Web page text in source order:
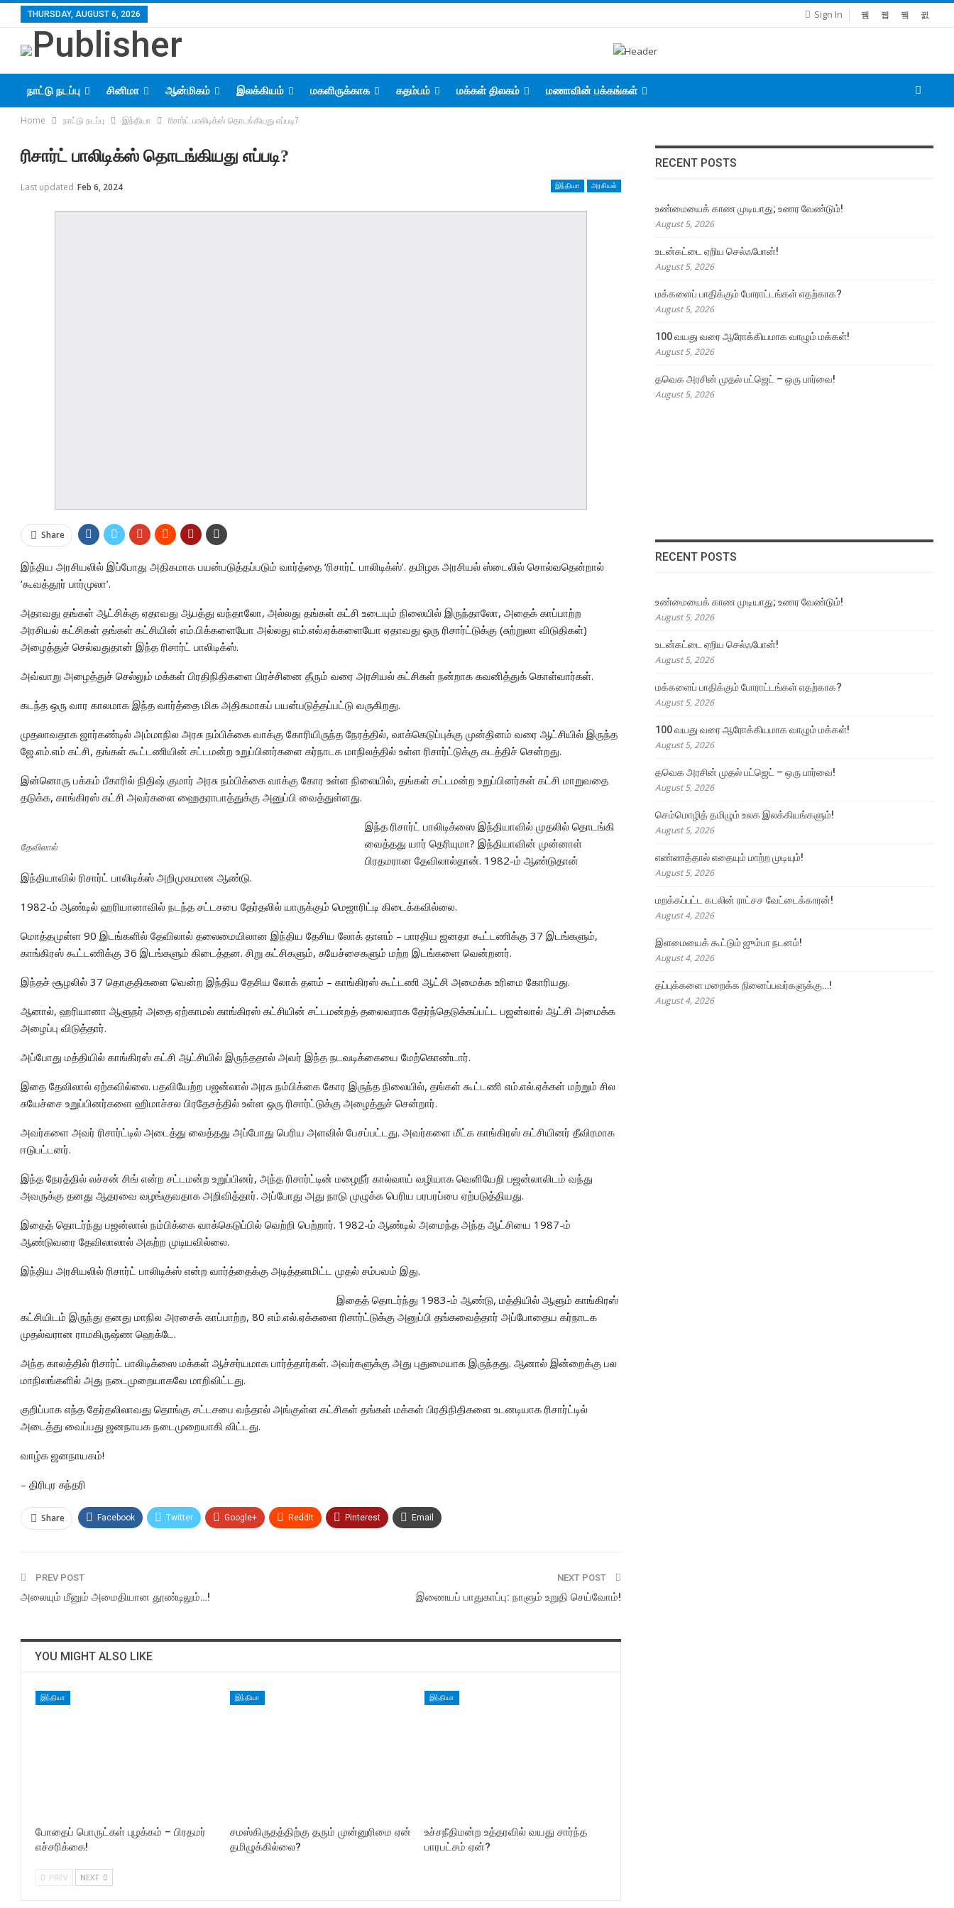
Sign In
THURSDAY, AUGUST 6, 2026
நாட்டு நடப்பு சினிமா ஆன்மிகம் இலக்கியம் மகளிருக்காக கதம்பம் மக்கள் திலகம் மணாவின் பக்கங்கள்
Home நாட்டு நடப்பு இந்தியா ரிசார்ட் பாலிடிக்ஸ் தொடங்கியது எப்படி?
ரிசார்ட் பாலிடிக்ஸ் தொடங்கியது எப்படி?
இந்தியா அரசியல்
Last updated Feb 6, 2024
Share
இந்திய அரசியலில் இப்போது அதிகமாக பயன்படுத்தப்படும் வார்த்தை ‘ரிசார்ட் பாலிடிக்ஸ்’. தமிழக அரசியல் ஸ்டைலில் சொல்வதென்றால்
‘கூவத்தூர் பார்முலா’.
அதாவது தங்கள் ஆட்சிக்கு ஏதாவது ஆபத்து வந்தாலோ, அல்லது தங்கள் கட்சி உடையும் நிலையில் இருந்தாலோ, அதைக் காப்பாற்ற
அரசியல் கட்சிகள் தங்கள் கட்சியின் எம்.பிக்களையோ அல்லது எம்.எல்.ஏக்களையோ ஏதாவது ஒரு ரிசார்ட்டுக்கு (சுற்றுலா விடுதிகள்)
அழைத்துச் செல்வதுதான் இந்த ரிசார்ட் பாலிடிக்ஸ்.
அவ்வாறு அழைத்துச் செல்லும் மக்கள் பிரதிநிதிகளை பிரச்சினை தீரும் வரை அரசியல் கட்சிகள் நன்றாக கவனித்துக் கொள்வார்கள்.
கடந்த ஒரு வார காலமாக இந்த வார்த்தை மிக அதிகமாகப் பயன்படுத்தப்பட்டு வருகிறது.
முதலாவதாக ஜார்கண்டில் அம்மாநில அரசு நம்பிக்கை வாக்கு கோரியிருந்த நேரத்தில், வாக்கெடுப்புக்கு முன்தினம் வரை ஆட்சியில் இருந்த
ஜே.எம்.எம் கட்சி, தங்கள் கூட்டணியின் சட்டமன்ற உறுப்பினர்களை கர்நாடக மாநிலத்தில் உள்ள ரிசார்ட்டுக்கு கடத்திச் சென்றது.
இன்னொரு பக்கம் பீகாரில் நிதிஷ் குமார் அரசு நம்பிக்கை வாக்கு கோர உள்ள நிலையில், தங்கள் சட்டமன்ற உறுப்பினர்கள் கட்சி மாறுவதை
தடுக்க, காங்கிரஸ் கட்சி அவர்களை ஹைதராபாத்துக்கு அனுப்பி வைத்துள்ளது.
தேவிலால்
இந்த ரிசார்ட் பாலிடிக்ஸை இந்தியாவில் முதலில் தொடங்கி
வைத்தது யார் தெரியுமா? இந்தியாவின் முன்னாள்
பிரதமரான தேவிலால்தான். 1982-ம் ஆண்டுதான்
இந்தியாவில் ரிசார்ட் பாலிடிக்ஸ் அறிமுகமான ஆண்டு.
1982-ம் ஆண்டில் ஹரியானாவில் நடந்த சட்டசபை தேர்தலில் யாருக்கும் மெஜாரிட்டி கிடைக்கவில்லை.
மொத்தமுள்ள 90 இடங்களில் தேவிலால் தலைமையிலான இந்திய தேசிய லோக் தாளம் – பாரதிய ஜனதா கூட்டணிக்கு 37 இடங்களும்,
காங்கிரஸ் கூட்டணிக்கு 36 இடங்களும் கிடைத்தன. சிறு கட்சிகளும், சுயேச்சைகளும் மற்ற இடங்களை வென்றனர்.
இந்தச் சூழலில் 37 தொகுதிகளை வென்ற இந்திய தேசிய லோக் தளம் – காங்கிரஸ் கூட்டணி ஆட்சி அமைக்க உரிமை கோரியது.
ஆனால், ஹரியானா ஆளுநர் அதை ஏற்காமல் காங்கிரஸ் கட்சியின் சட்டமன்றத் தலைவராக தேர்ந்தெடுக்கப்பட்ட பஜன்லால் ஆட்சி அமைக்க
அழைப்பு விடுத்தார்.
அப்போது மத்தியில் காங்கிரஸ் கட்சி ஆட்சியில் இருந்ததால் அவர் இந்த நடவடிக்கையை மேற்கொண்டார்.
இதை தேவிலால் ஏற்கவில்லை. பதவியேற்ற பஜன்லால் அரசு நம்பிக்கை கோர இருந்த நிலையில், தங்கள் கூட்டணி எம்.எல்.ஏக்கள் மற்றும் சில
சுயேச்சை உறுப்பினர்களை ஹிமாச்சல பிரதேசத்தில் உள்ள ஒரு ரிசார்ட்டுக்கு அழைத்துச் சென்றார்.
அவர்களை அவர் ரிசார்ட்டில் அடைத்து வைத்தது அப்போது பெரிய அளவில் பேசப்பட்டது. அவர்களை மீட்க காங்கிரஸ் கட்சியினர் தீவிரமாக
ஈடுபட்டனர்.
இந்த நேரத்தில் லச்சன் சிங் என்ற சட்டமன்ற உறுப்பினர், அந்த ரிசார்ட்டின் மழைநீர் கால்வாய் வழியாக வெளியேறி பஜன்லாலிடம் வந்து
அவருக்கு தனது ஆதரவை வழங்குவதாக அறிவித்தார். அப்போது அது நாடு முழுக்க பெரிய பரபரப்பை ஏற்படுத்தியது.
இதைத் தொடர்ந்து பஜன்லால் நம்பிக்கை வாக்கெடுப்பில் வெற்றி பெற்றார். 1982-ம் ஆண்டில் அமைந்த அந்த ஆட்சியை 1987-ம்
ஆண்டுவரை தேவிலாலால் அகற்ற முடியவில்லை.
இந்திய அரசியலில் ரிசார்ட் பாலிடிக்ஸ் என்ற வார்த்தைக்கு அடித்தளமிட்ட முதல் சம்பவம் இது.
இதைத் தொடர்ந்து 1983-ம் ஆண்டு, மத்தியில் ஆளும் காங்கிரஸ்
கட்சியிடம் இருந்து தனது மாநில அரசைக் காப்பாற்ற, 80 எம்.எல்.ஏக்களை ரிசார்ட்டுக்கு அனுப்பி தங்கவைத்தார் அப்போதைய கர்நாடக
முதல்வரான ராமகிருஷ்ண ஹெக்டே.
அந்த காலத்தில் ரிசார்ட் பாலிடிக்ஸை மக்கள் ஆச்சர்யமாக பார்த்தார்கள். அவர்களுக்கு அது புதுமையாக இருந்தது. ஆனால் இன்றைக்கு பல
மாநிலங்களில் அது நடைமுறையாகவே மாறிவிட்டது.
குறிப்பாக எந்த தேர்தலிலாவது தொங்கு சட்டசபை வந்தால் அங்குள்ள கட்சிகள் தங்கள் மக்கள் பிரதிநிதிகளை உடனடியாக ரிசார்ட்டில்
அடைத்து வைப்பது ஜனநாயக நடைமுறையாகி விட்டது.
வாழ்க ஜனநாயகம்!
– திரிபுர சுந்தரி
Share Facebook Twitter Google+ ReddIt Pinterest Email
PREV POST
அலையும் மீனும் அமைதியான தூண்டிலும்…!
NEXT POST
இணையப் பாதுகாப்பு: நாளும் உறுதி செய்வோம்!
YOU MIGHT ALSO LIKE
இந்தியா
போதைப் பொருட்கள் புழக்கம் – பிரதமர்
எச்சரிக்கை!
இந்தியா
சமஸ்கிருதத்திற்கு தரும் முன்னுரிமை ஏன்
தமிழுக்கில்லை?
இந்தியா
உச்சநீதிமன்ற உத்தரவில் வயது சார்ந்த
பாரபட்சம் ஏன்?
PREV NEXT
RECENT POSTS
உண்மையைக் காண முடியாது; உணர வேண்டும்!
August 5, 2026
உடன்கட்டை ஏறிய செல்ஃபோன்!
August 5, 2026
மக்களைப் பாதிக்கும் போராட்டங்கள் எதற்காக?
August 5, 2026
100 வயது வரை ஆரோக்கியமாக வாழும் மக்கள்!
August 5, 2026
தவெக அரசின் முதல் பட்ஜெட் – ஒரு பார்வை!
August 5, 2026
RECENT POSTS
உண்மையைக் காண முடியாது; உணர வேண்டும்!
August 5, 2026
உடன்கட்டை ஏறிய செல்ஃபோன்!
August 5, 2026
மக்களைப் பாதிக்கும் போராட்டங்கள் எதற்காக?
August 5, 2026
100 வயது வரை ஆரோக்கியமாக வாழும் மக்கள்!
August 5, 2026
தவெக அரசின் முதல் பட்ஜெட் – ஒரு பார்வை!
August 5, 2026
செம்மொழித் தமிழும் உலக இலக்கியங்களும்!
August 5, 2026
எண்ணத்தால் எதையும் மாற்ற முடியும்!
August 5, 2026
மறக்கப்பட்ட கடலின் ராட்சச வேட்டைக்காரன்!
August 4, 2026
இளமையைக் கூட்டும் ஜும்பா நடனம்!
August 4, 2026
தப்புக்களை மறைக்க நினைப்பவர்களுக்கு…!
August 4, 2026